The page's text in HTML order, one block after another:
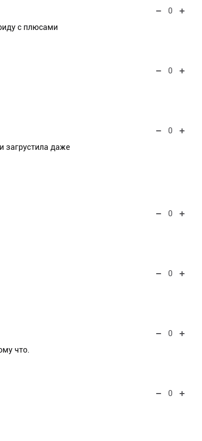
0
с плюсами
0
0
загрустила даже
0
0
0
что.
0